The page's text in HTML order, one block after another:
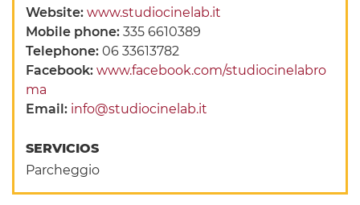
Website:www.studiocinelab.it
Mobile phone:335 6610389
Telephone:06 33613782
Facebook:www.facebook.com/studiocinelabro
ma
Email: info@studiocinelab.it
SERVICIOS
Parcheggio